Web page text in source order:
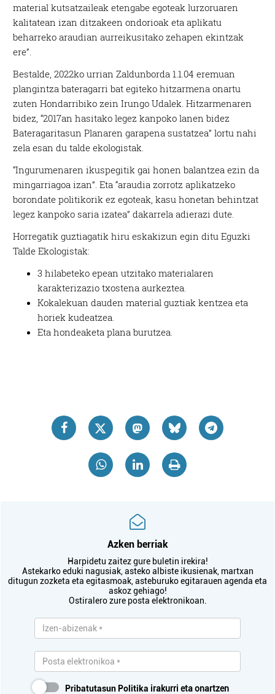
material kutsatzaileak etengabe egoteak lurzoruaren
kalitatean izan ditzakeen ondorioak eta aplikatu
beharreko araudian aurreikusitako zehapen ekintzak
ere”.
Bestalde, 2022ko urrian Zaldunborda 1.1.04 eremuan
plangintza bateragarri bat egiteko hitzarmena onartu
zuten Hondarribiko zein Irungo Udalek. Hitzarmenaren
bidez, “2017an hasitako legez kanpoko lanen bidez
Bateragaritasun Planaren garapena sustatzea” lortu nahi
zela esan du talde ekologistak.
“Ingurumenaren ikuspegitik gai honen balantzea ezin da
mingarriagoa izan”. Eta “araudia zorrotz aplikatzeko
borondate politikorik ez egoteak, kasu honetan behintzat
legez kanpoko saria izatea” dakarrela adierazi dute.
Horregatik guztiagatik hiru eskakizun egin ditu Eguzki
Talde Ekologistak:
3 hilabeteko epean utzitako materialaren
karakterizazio txostena aurkeztea.
Kokalekuan dauden material guztiak kentzea eta
horiek kudeatzea.
Eta hondeaketa plana burutzea.
Azken berriak
Harpidetu zaitez gure buletin irekira!
Astekarko eduki nagusiak, asteko albiste ikusienak, martxan
ditugun zozketa eta egitasmoak, asteburuko egitarauen agenda eta
askoz gehiago!
Ostiralero zure posta elektronikoan.
Pribatutasun Politika irakurri eta onartzen